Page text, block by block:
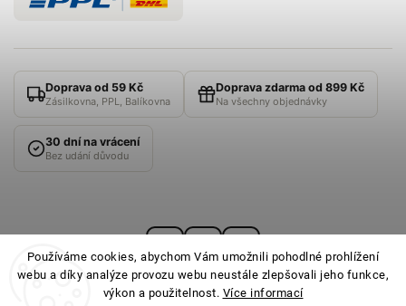
Používáme cookies, abychom Vám umožnili pohodlné prohlížení
webu a díky analýze provozu webu neustále zlepšovali jeho funkce,
výkon a použitelnost. Více informací
Doprava od 59 Kč
Zásilkovna, PPL, Balíkovna
Doprava zdarma od 899 Kč
Na všechny objednávky
30 dní na vrácení
Bez udání důvodu